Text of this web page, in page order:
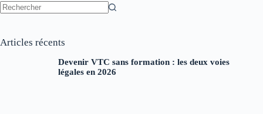
Articles récents
Devenir VTC sans formation : les deux voies
légales en 2026